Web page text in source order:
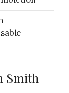
Smith